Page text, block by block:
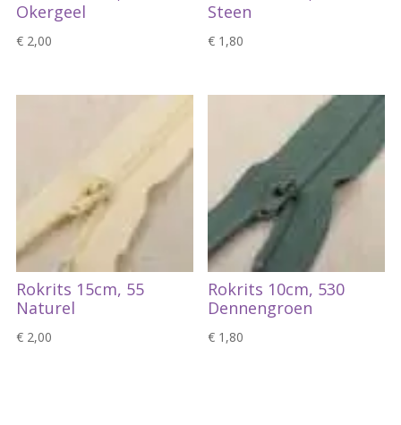
Okergeel
€2,00
Steen
€ 1,80
Rokrits 15cm, 55
Naturel
€2,00
Rokrits 10cm, 530
Dennengroen
€ 1,80